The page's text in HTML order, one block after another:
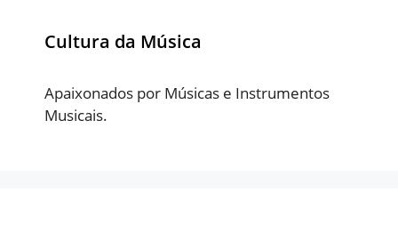
Cultura da Música
Apaixonados por Músicas e Instrumentos
Musicais.